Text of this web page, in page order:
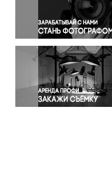
Правосудие
Происшествия и
Религия
Светская жизнь
Спорт
Экология
Экономика и бизнес